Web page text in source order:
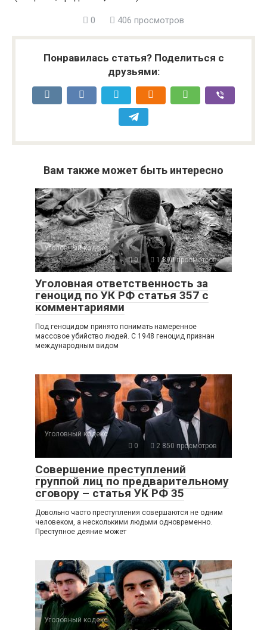
0 406 просмотров
Понравилась статья? Поделиться с
друзьями:
Вам также может быть интересно
Уголовный кодекс
0
1 390 просмотров
Уголовная ответственность за
геноцид по УК РФ статья 357 с
комментариями
Под геноцидом принято понимать намеренное
массовое убийство людей. С 1948 геноцид признан
международным видом
Уголовный кодекс
0
2 850 просмотров
Совершение преступлений
группой лиц по предварительному
сговору – статья УК РФ 35
Довольно часто преступления совершаются не одним
человеком, а несколькими людьми одновременно.
Преступное деяние может
Уголовный кодекс